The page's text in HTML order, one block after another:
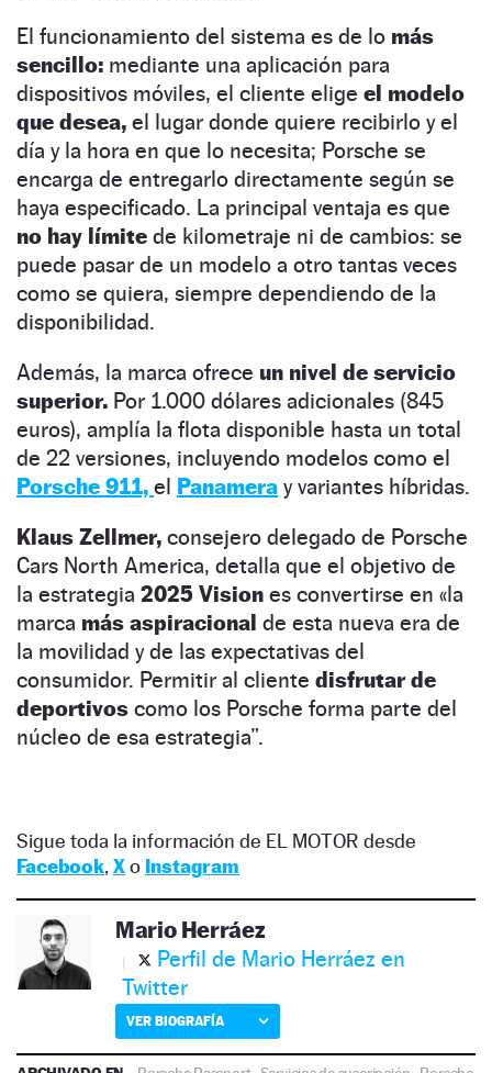
El funcionamiento del sistema es de lo más
sencillo: mediante una aplicación para
dispositivos móviles, el cliente elige el modelo
que desea, el lugar donde quiere recibirlo y el
día y la hora en que lo necesita; Porsche se
encarga de entregarlo directamente según se
haya especificado. La principal ventaja es que
no hay límite de kilometraje ni de cambios: se
puede pasar de un modelo a otro tantas veces
como se quiera, siempre dependiendo de la
disponibilidad.
Además, la marca ofrece un nivel de servicio
superior. Por 1.000 dólares adicionales (845
euros), amplía la flota disponible hasta un total
de 22 versiones, incluyendo modelos como el
Porsche 911, el Panamera y variantes híbridas.
Klaus Zellmer, consejero delegado de Porsche
Cars North America, detalla que el objetivo de
la estrategia 2025 Vision es convertirse en «la
marca más aspiracional de esta nueva era de
la movilidad y de las expectativas del
consumidor. Permitir al cliente disfrutar de
deportivos como los Porsche forma parte del
núcleo de esa estrategia”.
Sigue toda la información de EL MOTOR desde
Facebook, Xo Instagram
Mario Herráez
Perfil de Mario Herráez en
Twitter
VER BIOGRAFÍA